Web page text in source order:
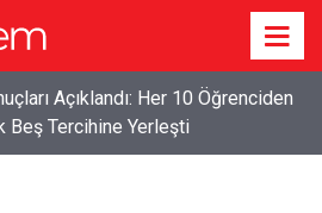
Açıklandı: Her 10 Öğrenciden
Beş Tercihine Yerleşti